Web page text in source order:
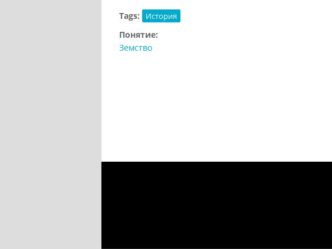
Tags: История
Понятие:
Земство